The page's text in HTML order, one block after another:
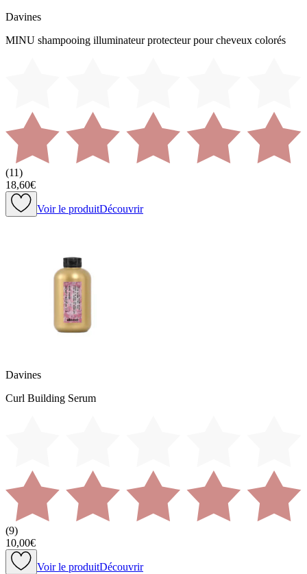
Davines
MINU shampooing illuminateur protecteur pour cheveux colorés
(11)
18,60€
Voir le produitDécouvrir
Davines
Curl Building Serum
(9)
10,00€
Voir le produitDécouvrir